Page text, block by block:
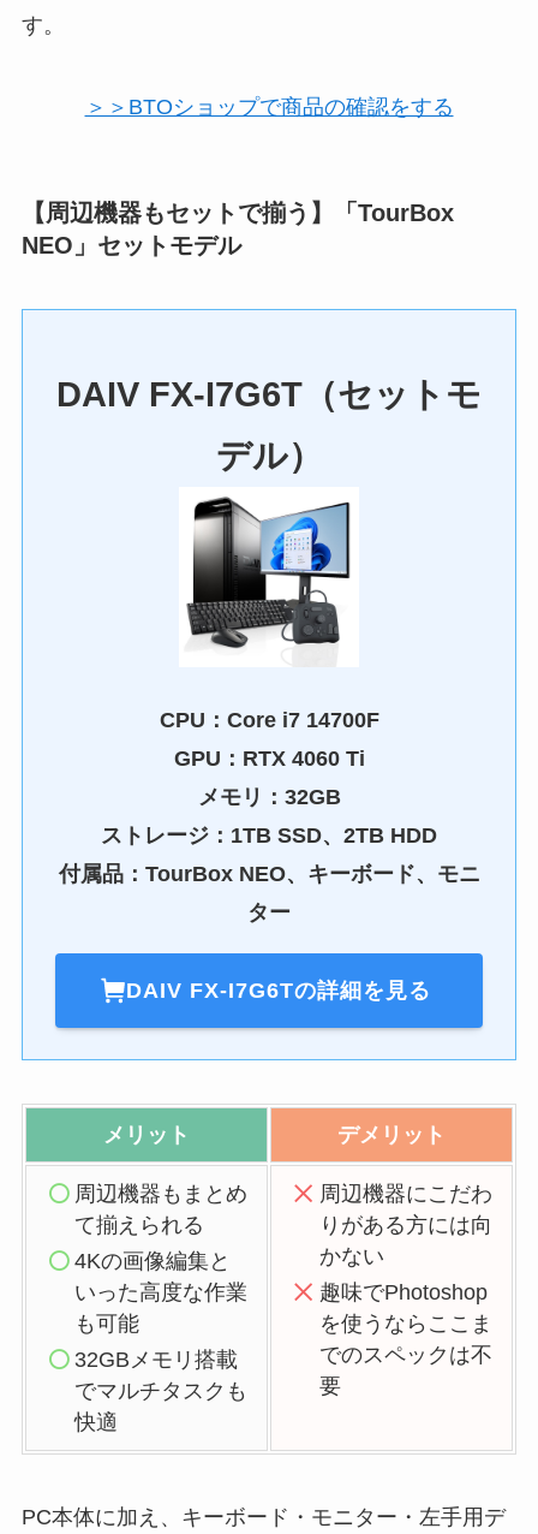
す。
＞＞BTOショップで商品の確認をする
【周辺機器もセットで揃う】「TourBox
NEO」セットモデル
DAIV FX-I7G6T（セットモ
デル）
CPU： Core i7 14700F
GPU：RTX 4060 Ti
メモリ：32GB
ストレージ：1TB SSD、2TB HDD
付属品：TourBox NEO、キーボード、モニ
ター
DAIV FX-I7G6Tの詳細を見る
メリット デメリット
周辺機器もまとめ
て揃えられる
4Kの画像編集と
いった高度な作業
も可能
32GBメモリ搭載
でマルチタスクも
快適
周辺機器にこだわ
りがある方には向
かない
趣味でPhotoshop
を使うならここま
でのスペックは不
要
PC本体に加え、キーボード・モニター・左手用デ